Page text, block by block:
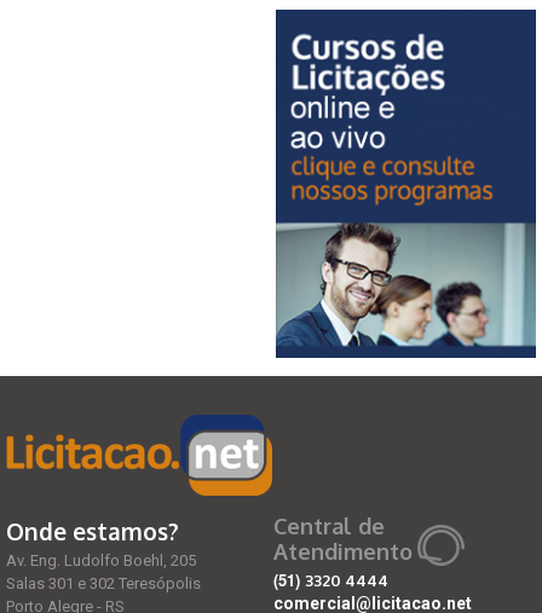
Onde estamos?
Av. Eng. Ludolfo Boehl, 205
Salas 301 e 302 Teresópolis
Porto Alegre - RS
Central de
Atendimento
(51) 3320 4444
comercial@licitacao.net